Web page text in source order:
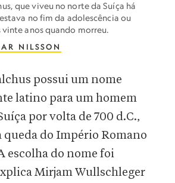
que viveu no norte da Suíça há
no fim da adolescência ou
vinte anos quando morreu.
NILSSON
possui um nome
latino para um homem
por volta de 700 d.C.,
queda do Império Romano
escolha do nome foi
Mirjam Wullschleger